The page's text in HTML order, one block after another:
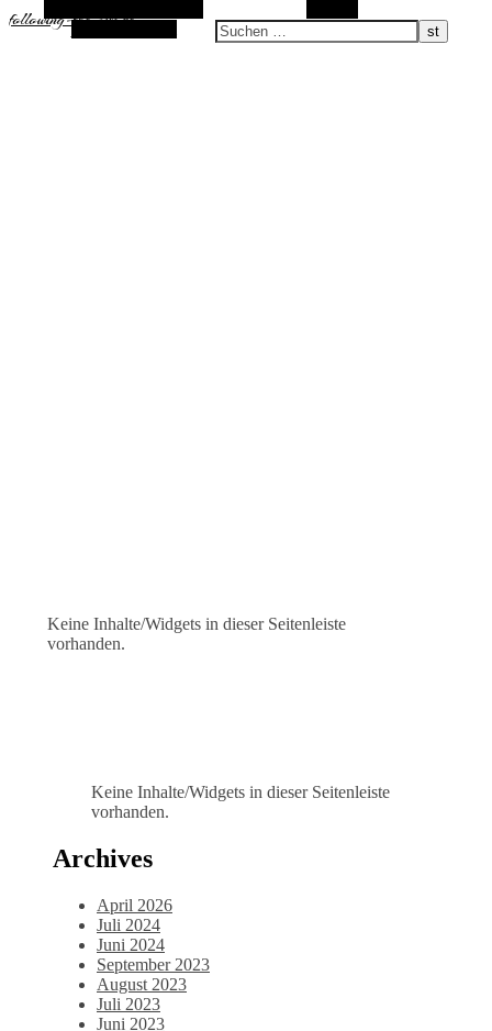
following-the-sun.de
Zufallsauswahl
Keine Inhalte/Widgets in dieser Seitenleiste
vorhanden.
Keine Inhalte/Widgets in dieser Seitenleiste
vorhanden.
Archives
April 2026
Juli 2024
Juni 2024
September 2023
August 2023
Juli 2023
Juni 2023